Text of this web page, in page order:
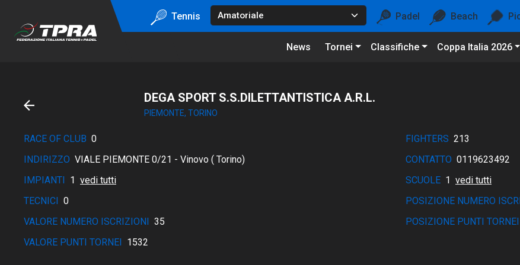
Tennis Padel Beach
News Tornei Classifiche Coppa Italia 2026
DEGA SPORT S.S.DILETTANTISTICA A.R.L.
PIEMONTE, TORINO
RACE OF CLUB 0 FIGHTERS 213
INDIRIZZO VIALE PIEMONTE 0/21 - Vinovo ( Torino) CONTATTO 0119623492
IMPIANTI 1 vedi tutti SCUOLE 1 vedi tutti
TECNICI 0 POSIZIONE NUMERO
VALORE NUMERO ISCRIZIONI 35 POSIZIONE PUNTI TORNEI
VALORE PUNTI TORNEI 1532